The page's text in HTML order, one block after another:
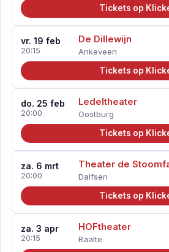
Tickets op
vr. 19 feb
20:15
De Dillewijn
Ankeveen
Tickets op
do. 25 feb
20:00
Ledeltheater
Oostburg
Tickets op
za. 6 mrt
20:00
Theater de
Dalfsen
Tickets op
za. 3 apr
20:15
HOFtheater
Raalte